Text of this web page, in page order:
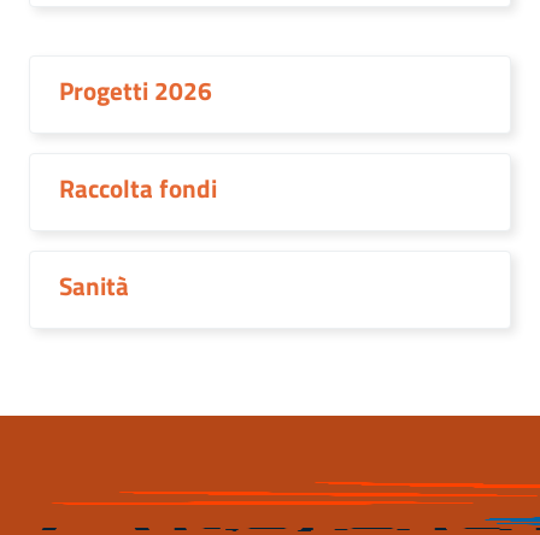
Progetti 2026
Raccolta fondi
Sanità